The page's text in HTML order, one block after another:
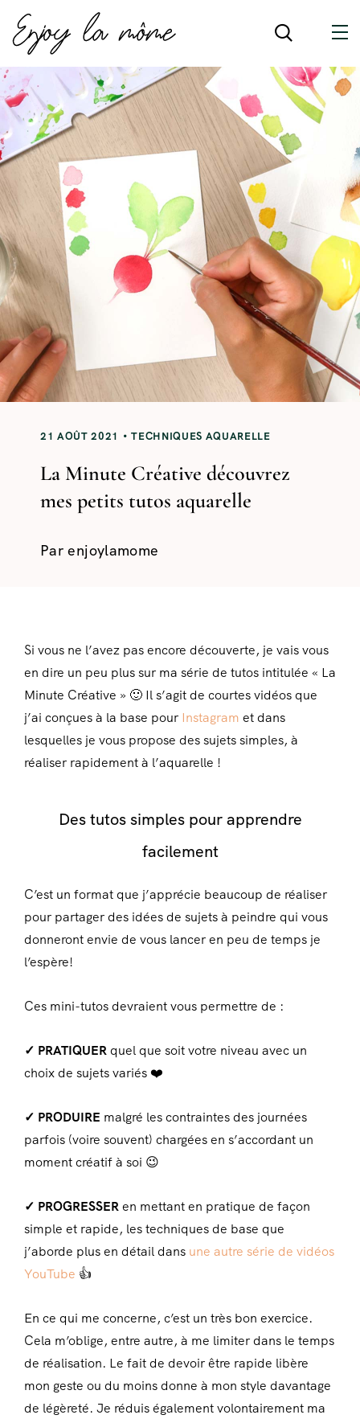
21 AOÛT 2021 TECHNIQUES AQUARELLE
La Minute Créative découvrez
mes petits tutos aquarelle
Parenjoylamome
Si vous ne l’avez pas encore découverte, je vais vous
en dire un peu plus sur ma série de tutos intitulée « La
Minute Créative » 🙂 Il s’agit de courtes vidéos que
j’ai conçues à la base pour Instagram et dans
lesquelles je vous propose des sujets simples, à
réaliser rapidement à l’aquarelle !
Des tutos simples pour apprendre
facilement
C’est un format que j’apprécie beaucoup de réaliser
pour partager des idées de sujets à peindre qui vous
donneront envie de vous lancer en peu de temps je
l’espère!
Ces mini-tutos devraient vous permettre de :
✓ PRATIQUERquel que soit votre niveau avec un
choix de sujets variés ❤️
✓ PRODUIRE malgré les contraintes des journées
parfois (voire souvent) chargées en s’accordant un
moment créatif à soi 😉
✓ PROGRESSERen mettant en pratique de façon
simple et rapide, les techniques de base que
j’aborde plus en détail dans une autre série de vidéos
YouTube 👍
En ce qui me concerne, c’est un très bon exercice.
Cela m’oblige, entre autre, à me limiter dans le temps
de réalisation. Le fait de devoir être rapide libère
mon geste ou du moins donne à mon style davantage
de légèreté. Je réduis également volontairement ma